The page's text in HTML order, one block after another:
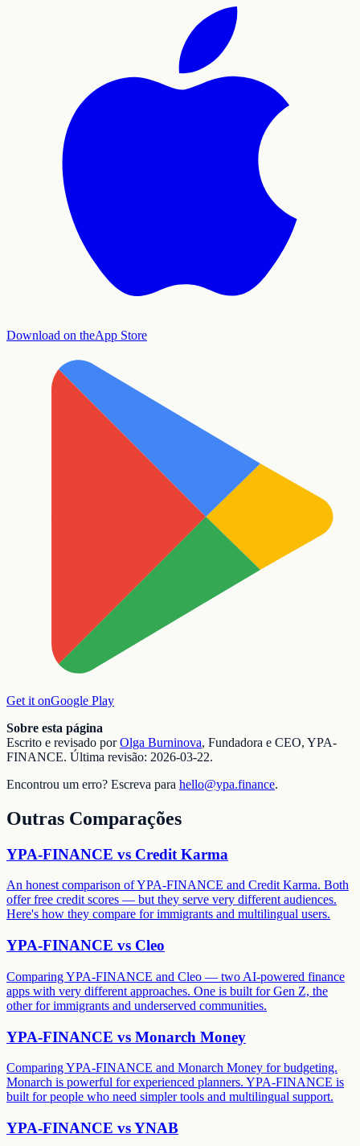
Download on theApp Store
Get it onGoogle Play
Sobre esta página
Escrito e revisado por Olga Burninova, Fundadora e CEO, YPA-
FINANCE. Última revisão: 2026-03-22.
Encontrou um erro? Escreva para hello@ypa.finance.
Outras Comparações
YPA-FINANCE vs Credit Karma
An honest comparison of YPA-FINANCE and Credit Karma. Both
offer free credit scores — but they serve very different audiences.
Here's how they compare for immigrants and multilingual users.
YPA-FINANCE vs Cleo
Comparing YPA-FINANCE and Cleo — two AI-powered finance
apps with very different approaches. One is built for Gen Z, the
other for immigrants and underserved communities.
YPA-FINANCE vs Monarch Money
Comparing YPA-FINANCE and Monarch Money for budgeting.
Monarch is powerful for experienced planners. YPA-FINANCE is
built for people who need simpler tools and multilingual support.
YPA-FINANCE vsYNAB